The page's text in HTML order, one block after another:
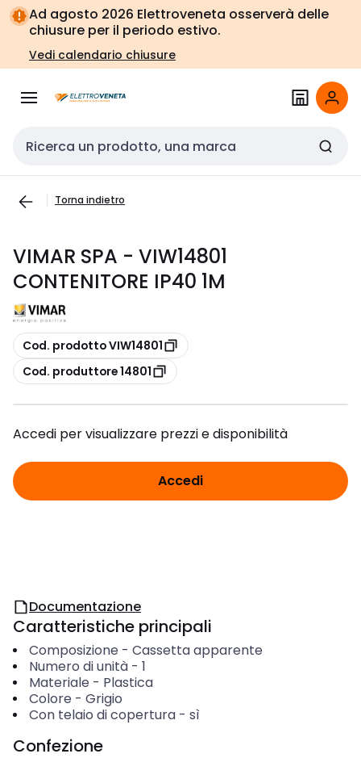
Vai alla
navigazione
Vai
alla
pagina
Ad agosto 2026 Elettroveneta osserverà delle
chiusure per il periodo estivo.
Vedi calendario chiusure
Cerca input
Torna indietro
VIMAR SPA - VIW14801
CONTENITORE IP40 1M
copia
Cod. prodotto VIW14801
copia
Cod. produttore 14801
Accedi per visualizzare prezzi e disponibilità
Accedi
Documentazione
Caratteristiche principali
Composizione - Cassetta apparente
Numero di unità- 1
Materiale - Plastica
Colore - Grigio
Con telaio di copertura- sì
Confezione